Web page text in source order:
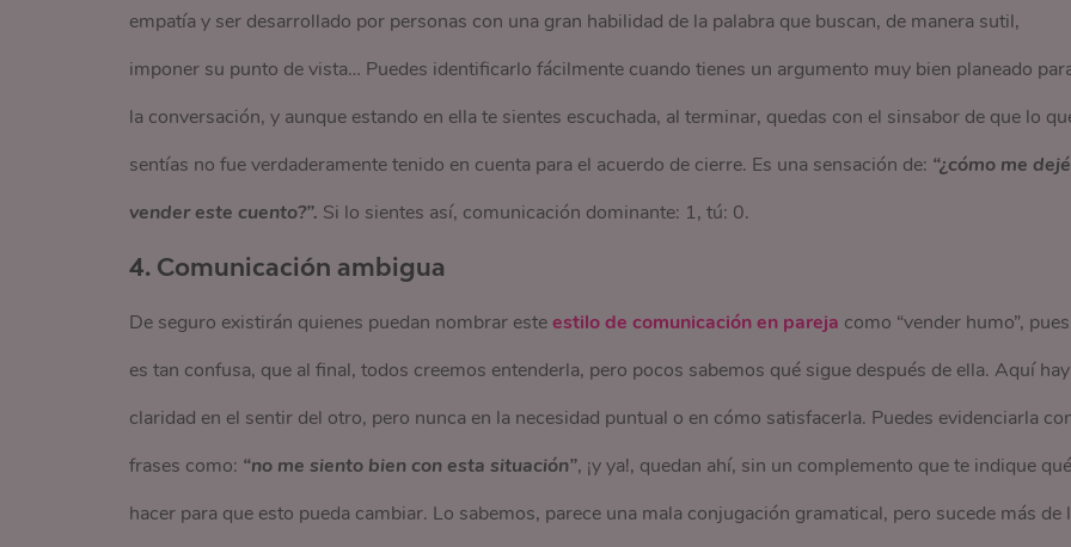
empatía y ser desarrollado por personas con una gran habilidad de la palabra que buscan, de manera sutil,
imponer su punto de vista… Puedes identificarlo fácilmente cuando tienes un argumento muy bien planeado
la conversación, y aunque estando en ella te sientes escuchada, al terminar, quedas con el sinsabor de que lo
sentías no fue verdaderamente tenido en cuenta para el acuerdo de cierre. Es una sensación de: “¿cómo me dejé
vender este cuento?”. Si lo sientes así, comunicación dominante: 1, tú: 0.
4. Comunicación ambigua
De seguro existirán quienes puedan nombrar esteestilo de comunicación en pareja como “vender humo”, pues
es tan confusa, que al final, todos creemos entenderla, pero pocos sabemos qué sigue después de ella. Aquí hay
claridad en el sentir del otro, pero nunca en la necesidad puntual o en cómo satisfacerla. Puedes evidenciarla
frases como: “no me siento bien con esta situación”, ¡y ya!, quedan ahí, sin un complemento que te indique qué
hacer para que esto pueda cambiar. Lo sabemos, parece una mala conjugación gramatical, pero sucede más de